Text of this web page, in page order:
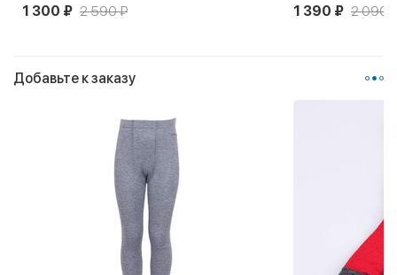
1 300 ₽ 2 590 ₽
1 390 ₽ 2 090
Добавьте к заказу